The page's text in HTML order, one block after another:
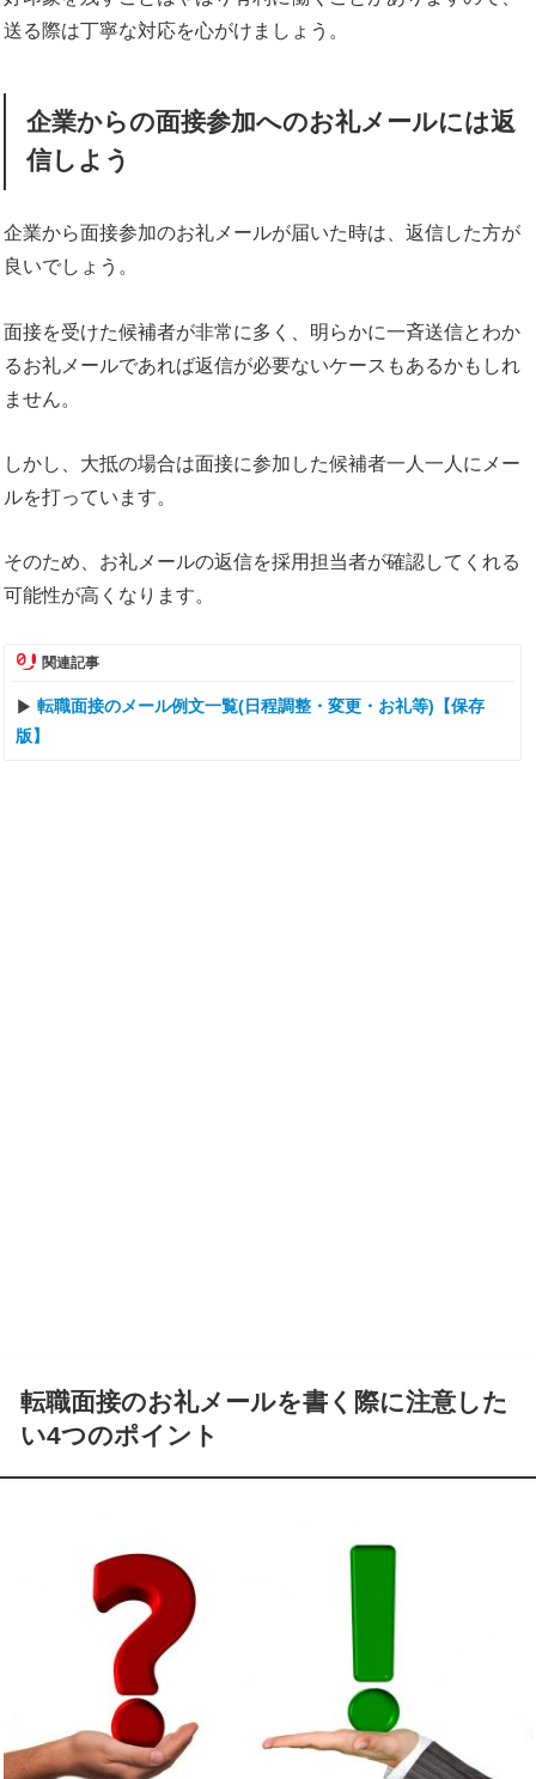
送る際は丁寧な対応を心がけましょう。
企業からの面接参加へのお礼メールには返
信しよう
企業から面接参加のお礼メールが届いた時は、返信した方が
良いでしょう。
面接を受けた候補者が非常に多く、明らかに一斉送信とわか
るお礼メールであれば返信が必要ないケースもあるかもしれ
ません。
しかし、大抵の場合は面接に参加した候補者一人一人にメー
ルを打っています。
そのため、お礼メールの返信を採用担当者が確認してくれる
可能性が高くなります。
関連記事
転職面接のメール例文一覧(日程調整・変更・お礼等)【保存
版】
転職面接のお礼メールを書く際に注意した
い4つのポイント